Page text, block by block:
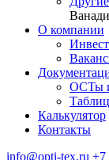
О компании
ОСТы
Калькулятор
Контакты
info@opti-tex.ru +7